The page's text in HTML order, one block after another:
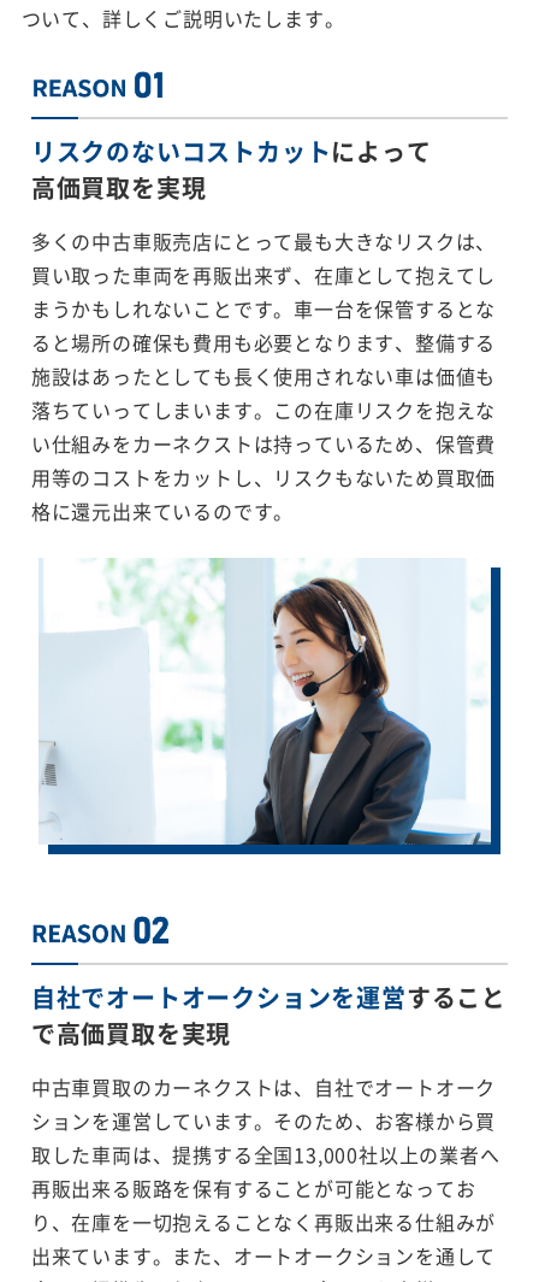
ついて、詳しくご説明いたします。
リスクのないコストカットによって
高価買取を実現
多くの中古車販売店にとって最も大きなリスクは、
買い取った車両を再販出来ず、在庫として抱えてし
まうかもしれないことです。車一台を保管するとな
ると場所の確保も費用も必要となります、整備する
施設はあったとしても長く使用されない車は価値も
落ちていってしまいます。この在庫リスクを抱えな
い仕組みをカーネクストは持っているため、保管費
用等のコストをカットし、リスクもないため買取価
格に還元出来ているのです。
自社でオートオークションを運営すること
で高価買取を実現
中古車買取のカーネクストは、自社でオートオーク
ションを運営しています。そのため、お客様から買
取した車両は、提携する全国13,000社以上の業者へ
再販出来る販路を保有することが可能となってお
り、在庫を一切抱えることなく再販出来る仕組みが
出来ています。また、オートオークションを通して